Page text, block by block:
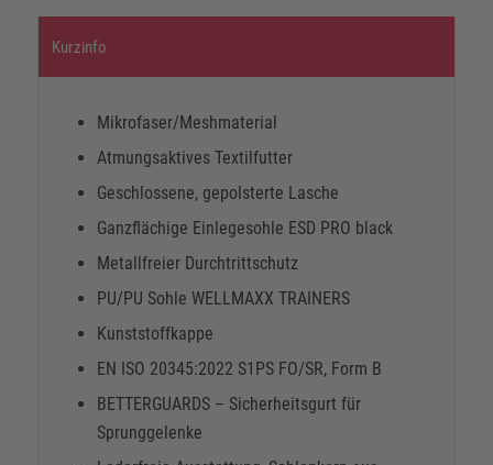
Kurzinfo
Mikrofaser/Meshmaterial
Atmungsaktives Textilfutter
Geschlossene, gepolsterte Lasche
Ganzflächige Einlegesohle ESD PRO black
Metallfreier Durchtrittschutz
PU/PU Sohle WELLMAXX TRAINERS
Kunststoffkappe
EN ISO 20345:2022 S1PS FO/SR, Form B
BETTERGUARDS – Sicherheitsgurt für
Sprunggelenke